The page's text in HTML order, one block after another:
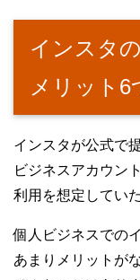
インスタ
メリット6
インスタが公式で
ビジネスアカウン
利用を想定してい
個人ビジネスでの
あまりメリットが